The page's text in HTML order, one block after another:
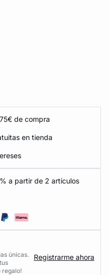
de compra
en tienda
a partir de 2 artículos
únicas.
regalo!
Registrarme ahora